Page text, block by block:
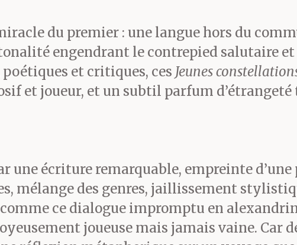
ils dégueulent, ils
Je me suis aussitôt
ce qu’ils
s’il ne donne pas de
du premier : une langue hors du
engendrant le contrepied salutaire
et critiques, ces Jeunes
et joueur, et un subtil parfum d’étrangeté
une écriture remarquable, empreinte
mélange des genres, jaillissement
ce dialogue impromptu en
joueuse mais jamais vaine. Car